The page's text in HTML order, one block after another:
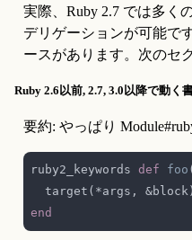
実際、Ruby 2.7 では多く
デリゲーションが可能で
ースがあります。次のセ
Ruby 2.6以前, 2.7, 3.0以降で動く
要約: やっぱり
ruby2_keywords def foo